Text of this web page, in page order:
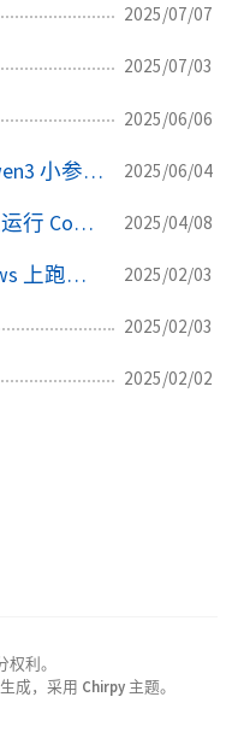
2025/07/07
2025/07/03
2025/06/06
使用 LLaMA-Factory 微调 Qwen3 小参数模型 2025/06/04
在windows+AMD显卡平台上运行 ComfyUI 2025/04/08
使用 WSL2 + WSLg 在 Windows 上跑带图形界面的 AI 应用 2025/02/03
2025/02/03
2025/02/02
权利。
生成，采用 Chirpy 主题。